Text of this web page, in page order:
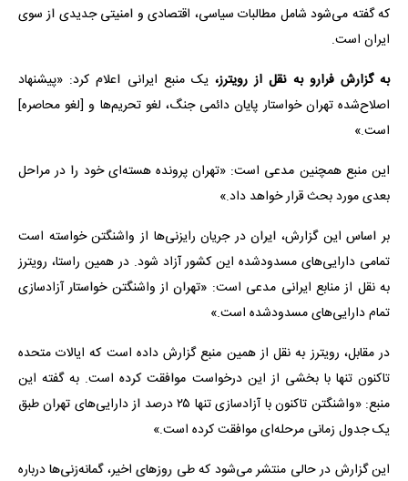
که گفته می‌شود شامل مطالبات سیاسی، اقتصادی و امنیتی جدیدی از سوی
ایران است.
به گزارش فرارو به نقل از رویترز،یک منبع ایرانی اعلام کرد: «پیشنهاد
اصلاح‌شده تهران خواستار پایان دائمی جنگ، لغو تحریم‌ها و [لغو محاصره]
است.»
این منبع همچنین مدعی است: «تهران پرونده هسته‌ای خود را در مراحل
بعدی مورد بحث قرار خواهد داد.»
بر اساس این گزارش، ایران در جریان رایزنی‌ها از واشنگتن خواسته است
تمامی دارایی‌های مسدودشده این کشور آزاد شود. در همین راستا، رویترز
به نقل از منابع ایرانی مدعی است: «تهران از واشنگتن خواستار آزادسازی
تمام دارایی‌های مسدودشده است.»
در مقابل، رویترز به نقل از همین منبع گزارش داده است که ایالات متحده
تاکنون تنها با بخشی از این درخواست موافقت کرده است. به گفته این
منبع: «واشنگتن تاکنون با آزادسازی تنها ۲۵ درصد از دارایی‌های تهران طبق
یک جدول زمانی مرحله‌ای موافقت کرده است.»
این گزارش در حالی منتشر می‌شود که طی روزهای اخیر، گمانه‌زنی‌ها درباره